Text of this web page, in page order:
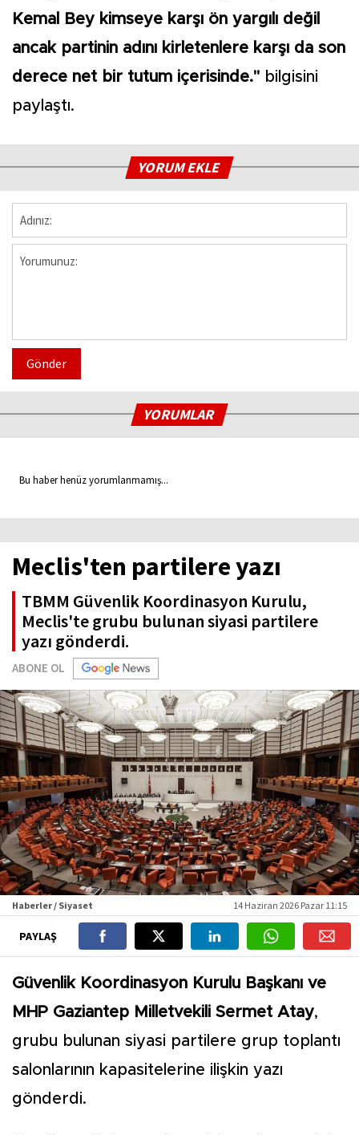
Kemal Bey kimseye karşı ön yargılı değil
ancak partinin adını kirletenlere karşı da son
derece net bir tutum içerisinde." bilgisini
paylaştı.
YORUM EKLE
Gönder
YORUMLAR
Bu haber henüz yorumlanmamış...
Meclis'ten partilere yazı
TBMM Güvenlik Koordinasyon Kurulu,
Meclis'te grubu bulunan siyasi partilere
yazı gönderdi.
ABONE OL
Haberler / Siyaset 14 Haziran 2026 Pazar 11:15
PAYLAŞ
Güvenlik Koordinasyon Kurulu Başkanı ve
MHP Gaziantep Milletvekili Sermet Atay,
grubu bulunan siyasi partilere grup toplantı
salonlarının kapasitelerine ilişkin yazı
gönderdi.